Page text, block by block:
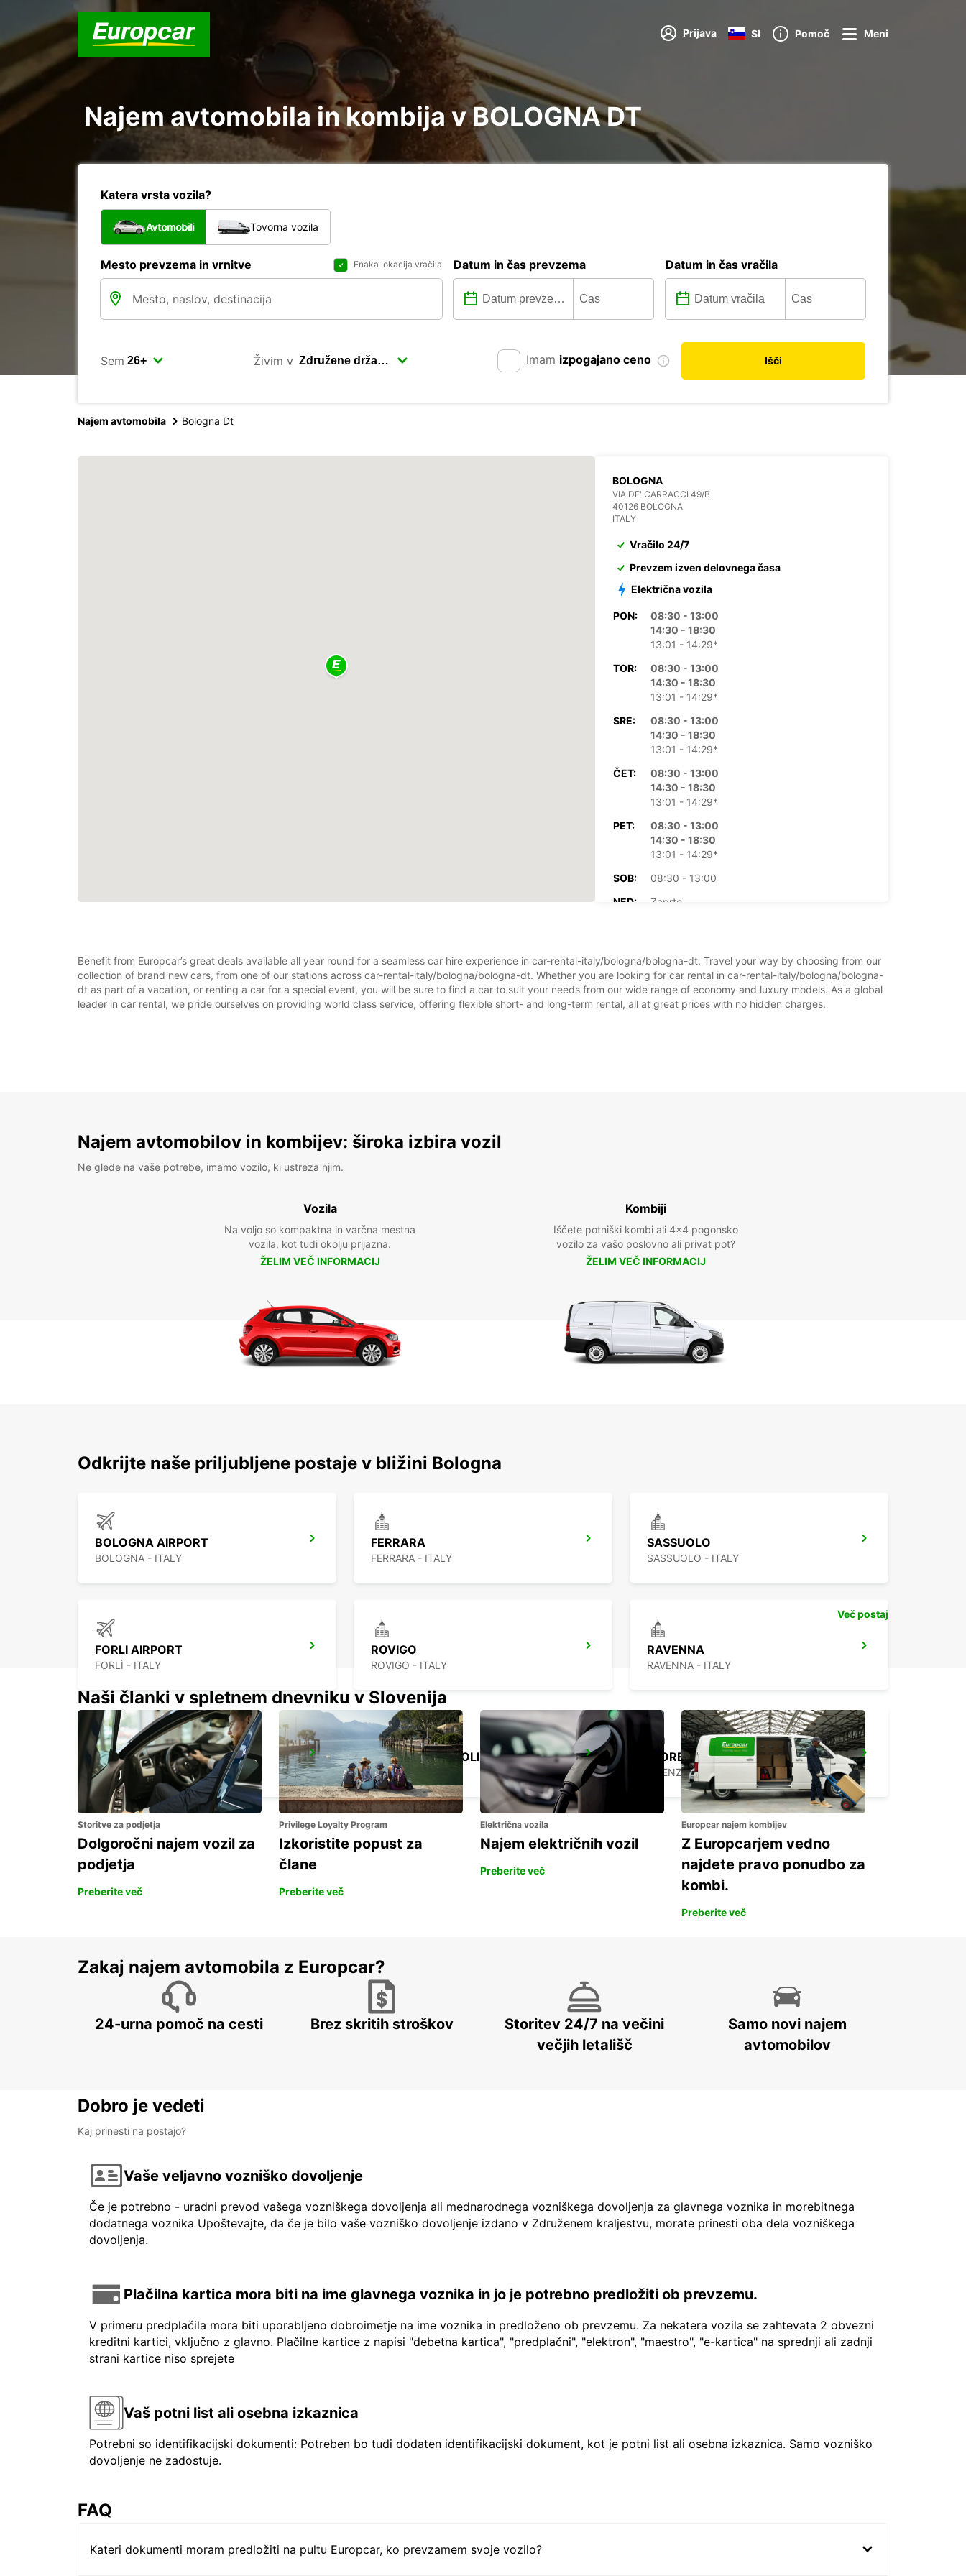
Prijava SI Pomoč Meni
Najem avtomobila in kombija v BOLOGNA DT
Katera vrsta vozila?
Avtomobili Tovorna vozila
Mesto prevzema in vrnitve Enaka lokacija vračila Datum in čas prevzema Datum in čas vračila
Sem Živim v Imam izpogajano ceno Išči
Najem avtomobila Bologna Dt
BOLOGNA
VIA DE' CARRACCI 49/B
40126 BOLOGNA
ITALY
Vračilo 24/7
Prevzem izven delovnega časa
Električna vozila
PON:
08:30 - 13:00
14:30 - 18:30
13:01 - 14:29*
TOR:
08:30 - 13:00
14:30 - 18:30
13:01 - 14:29*
SRE:
08:30 - 13:00
14:30 - 18:30
13:01 - 14:29*
ČET:
08:30 - 13:00
14:30 - 18:30
13:01 - 14:29*
PET:
08:30 - 13:00
14:30 - 18:30
13:01 - 14:29*
SOB:
08:30 - 13:00
NED:
Zaprto
+39 (051) 6594301
Benefit from Europcar’s great deals available all year round for a seamless car hire experience in car-rental-italy/bologna/bologna-dt. Travel your way by choosing from our
collection of brand new cars, from one of our stations across car-rental-italy/bologna/bologna-dt. Whether you are looking for car rental in car-rental-italy/bologna/bologna-
dt as part of a vacation, or renting a car for a special event, you will be sure to find a car to suit your needs from our wide range of economy and luxury models. As a global
leader in car rental, we pride ourselves on providing world class service, offering flexible short- and long-term rental, all at great prices with no hidden charges.
Najem avtomobilov in kombijev: široka izbira vozil
Ne glede na vaše potrebe, imamo vozilo, ki ustreza njim.
Vozila
Na voljo so kompaktna in varčna mestna
vozila, kot tudi okolju prijazna.
ŽELIM VEČ INFORMACIJ
Kombiji
Iščete potniški kombi ali 4x4 pogonsko
vozilo za vašo poslovno ali privat pot?
ŽELIM VEČ INFORMACIJ
Odkrijte naše priljubljene postaje v bližini Bologna
BOLOGNA AIRPORT
BOLOGNA - ITALY
FERRARA
FERRARA - ITALY
SASSUOLO
SASSUOLO - ITALY
FORLI AIRPORT
FORLÌ - ITALY
ROVIGO
ROVIGO - ITALY
RAVENNA
RAVENNA - ITALY
FLORENCE AIRPORT
FIRENZE - ITALY
FLORENCE NOVOLI
FIRENZE - ITALY
FLORENCE CITY CENTER
FIRENZE - ITALY
Več postaj
Naši članki v spletnem dnevniku v Slovenija
Storitve za podjetja
Dolgoročni najem vozil za
podjetja
Preberite več
Privilege Loyalty Program
Izkoristite popust za
člane
Preberite več
Električna vozila
Najem električnih vozil
Preberite več
Europcar najem kombijev
Z Europcarjem vedno
najdete pravo ponudbo za
kombi.
Preberite več
Zakaj najem avtomobila z Europcar?
24-urna pomoč na cesti Brez skritih stroškov
Storitev 24/7 na večini
večjih letališč
Samo novi najem
avtomobilov
Dobro je vedeti
Kaj prinesti na postajo?
Vaše veljavno vozniško dovoljenje
Če je potrebno - uradni prevod vašega vozniškega dovoljenja ali mednarodnega vozniškega dovoljenja za glavnega voznika in morebitnega
dodatnega voznika Upoštevajte, da če je bilo vaše vozniško dovoljenje izdano v Združenem kraljestvu, morate prinesti oba dela vozniškega
dovoljenja.
Plačilna kartica mora biti na ime glavnega voznika in jo je potrebno predložiti ob prevzemu.
V primeru predplačila mora biti uporabljeno dobroimetje na ime voznika in predloženo ob prevzemu. Za nekatera vozila se zahtevata 2 obvezni
kreditni kartici, vključno z glavno. Plačilne kartice z napisi "debetna kartica", "predplačni", "elektron", "maestro", "e-kartica" na sprednji ali zadnji
strani kartice niso sprejete
Vaš potni list ali osebna izkaznica
Potrebni so identifikacijski dokumenti: Potreben bo tudi dodaten identifikacijski dokument, kot je potni list ali osebna izkaznica. Samo vozniško
dovoljenje ne zadostuje.
FAQ
Kateri dokumenti moram predložiti na pultu Europcar, ko prevzamem svoje vozilo?